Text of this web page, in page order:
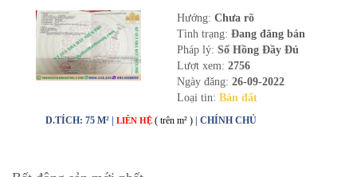
Hướng: Chưa rõ
Tình trạng: Đang đăng bán
Pháp lý: Sổ Hồng Đầy Đủ
Lượt xem: 2756
Ngày đăng: 26-09-2022
Loại tin: Bán đất
D.TÍCH: 75 M² | LIÊN HỆ ( trên m² ) | CHÍNH CHỦ